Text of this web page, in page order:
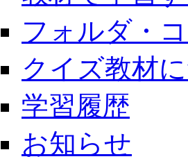
フォルダ・
クイズ教材
学習履歴
お知らせ